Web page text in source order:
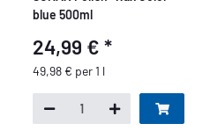
blue 500ml
24,99 €*
49,98 € per 1 l